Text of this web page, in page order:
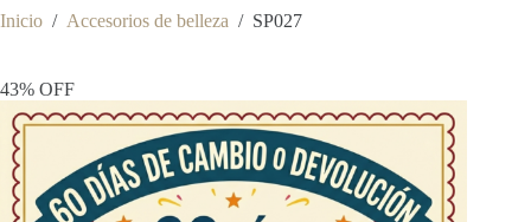
Inicio / Accesorios de belleza / SP027
43% OFF